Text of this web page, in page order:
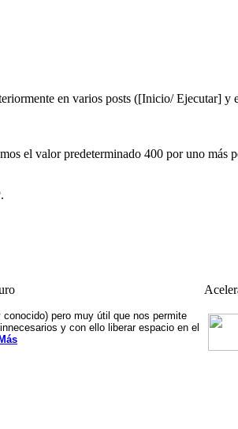
en varios posts ([Inicio/ Ejecutar] y
el valor predeterminado 400 por uno más
.
conocido) pero muy útil que nos permite
y con ello liberar espacio en el